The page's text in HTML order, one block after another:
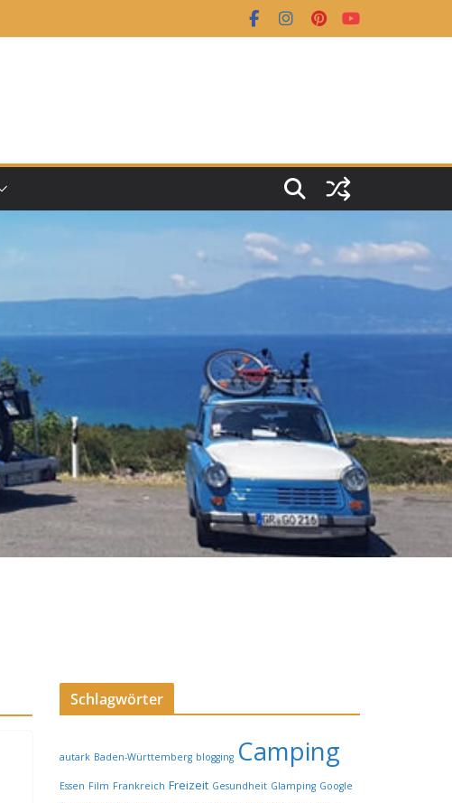
Schlagwörter
autark Baden-Württemberg blogging Camping
Essen Film Frankreich Freizeit Gesundheit Glamping Google